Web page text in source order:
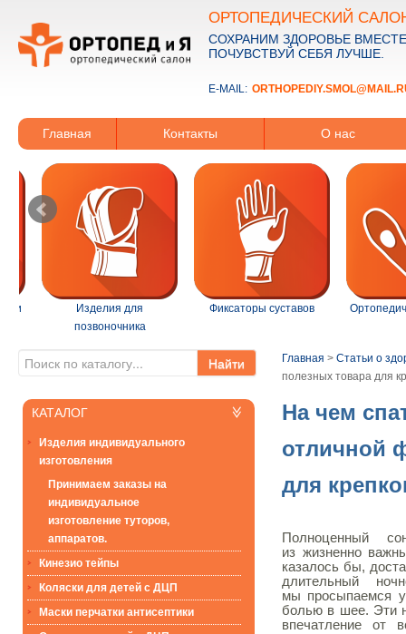
ОРТОПЕДИЧЕСКИЙ
СОХРАНИМ ЗДОРОВЬЕ
ПОЧУВСТВУЙ СЕБЯ ЛУЧШЕ.
E-MAIL:
Главная Контакты О нас
Изделия для
позвоночника
Фиксаторы суставов
Найти
КАТАЛОГ
Изделия индивидуального
изготовления
Принимаем заказы на
индивидуальное
изготовление туторов,
аппаратов.
Кинезио тейпы
Коляски для детей с ДЦП
Маски перчатки антисептики
Главная >Статьи о
полезных товара для
На чем
отличной
для
Полноценный
из жизненно
казалось бы,
длительный
мы просыпаемся
болью в шее. Эти
впечатление от